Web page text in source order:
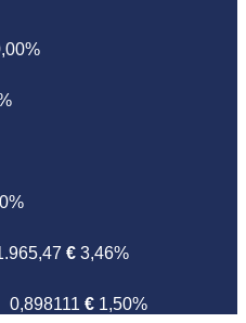
€ 3,46%
0,898111 € 1,50%